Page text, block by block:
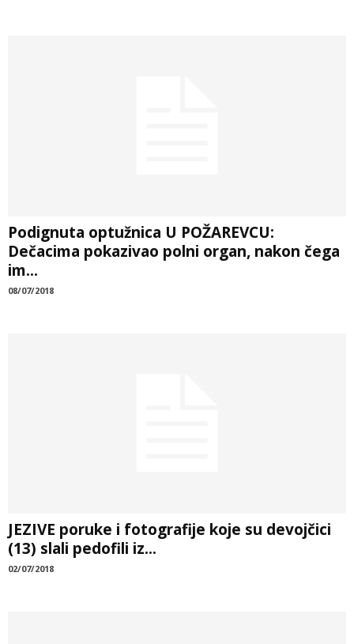
Podignuta optužnica U POŽAREVCU:
Dečacima pokazivao polni organ, nakon čega
im...
08/07/2018
JEZIVE poruke i fotografije koje su devojčici
(13) slali pedofili iz...
02/07/2018